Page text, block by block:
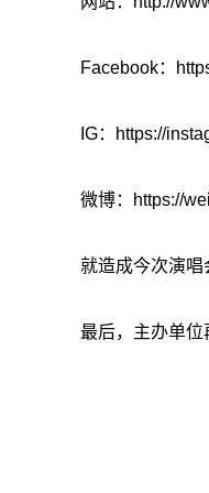
Facebook：
IG：https://
微博：https://
就造成今次演唱
最后，主办单位